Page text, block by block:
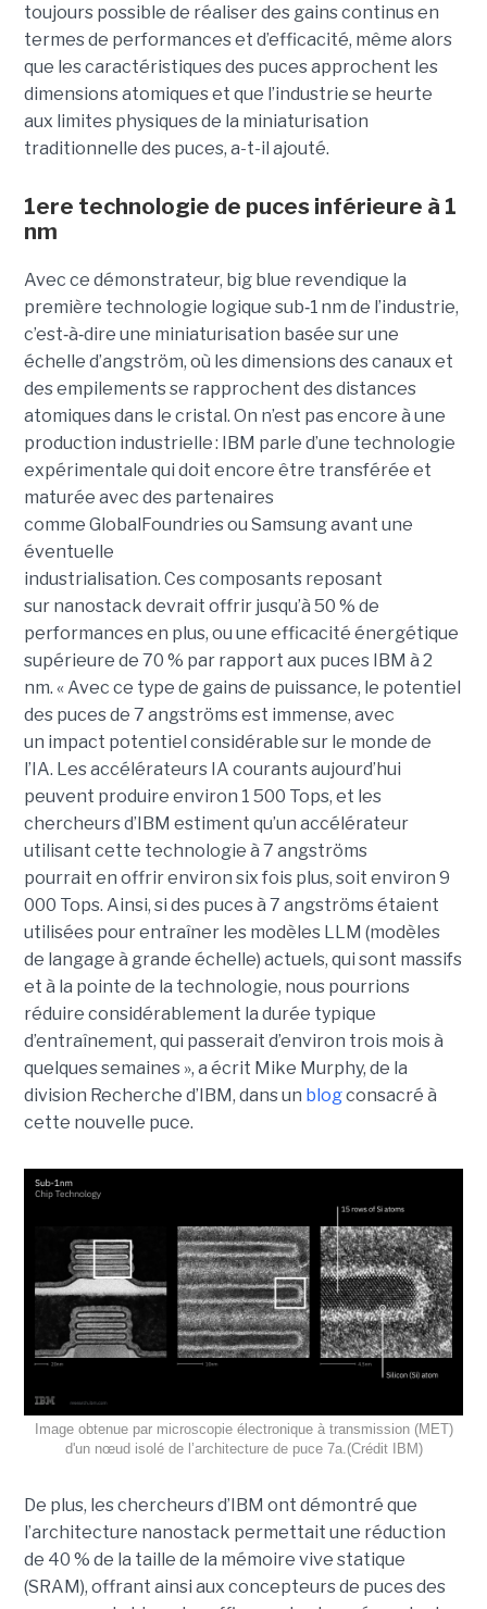
toujours possible de réaliser des gains continus en
termes de performances et d’efficacité, même alors
que les caractéristiques des puces approchent les
dimensions atomiques et que l’industrie se heurte
aux limites physiques de la miniaturisation
traditionnelle des puces, a-t-il ajouté.
1ere technologie de puces inférieure à 1
nm
Avec ce démonstrateur, big blue revendique la
première technologie logique sub‑1 nm de l’industrie,
c’est‑à‑dire une miniaturisation basée sur une
échelle d’angström, où les dimensions des canaux et
des empilements se rapprochent des distances
atomiques dans le cristal. On n’est pas encore à une
production industrielle : IBM parle d’une technologie
expérimentale qui doit encore être transférée et
maturée avec des partenaires
comme GlobalFoundries ou Samsung avant une
éventuelle
industrialisation. Ces composants reposant
sur nanostack devrait offrir jusqu’à 50 % de
performances en plus, ou une efficacité énergétique
supérieure de 70 % par rapport aux puces IBM à 2
nm. « Avec ce type de gains de puissance, le potentiel
des puces de 7 angströms est immense, avec
un impact potentiel considérable sur le monde de
l’IA. Les accélérateurs IA courants aujourd’hui
peuvent produire environ 1 500 Tops, et les
chercheurs d’IBM estiment qu’un accélérateur
utilisant cette technologie à 7 angströms
pourrait en offrir environ six fois plus, soit environ 9
000 Tops. Ainsi, si des puces à 7 angströms étaient
utilisées pour entraîner les modèles LLM (modèles
de langage à grande échelle) actuels, qui sont massifs
et à la pointe de la technologie, nous pourrions
réduire considérablement la durée typique
d’entraînement, qui passerait d’environ trois mois à
quelques semaines », a écrit Mike Murphy, de la
division Recherche d’IBM, dans un blogconsacré à
cette nouvelle puce.
Image obtenue par microscopie électronique à transmission (MET)
d'un nœud isolé de l’architecture de puce 7a.(Crédit IBM)
De plus, les chercheurs d’IBM ont démontré que
l’architecture nanostack permettait une réduction
de 40 % de la taille de la mémoire vive statique
(SRAM), offrant ainsi aux concepteurs de puces des